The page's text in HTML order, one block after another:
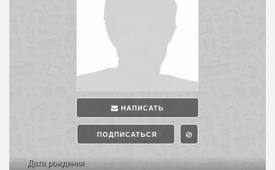
НАПИСАТЬ
ПОДПИСАТЬСЯ
Дата рождения